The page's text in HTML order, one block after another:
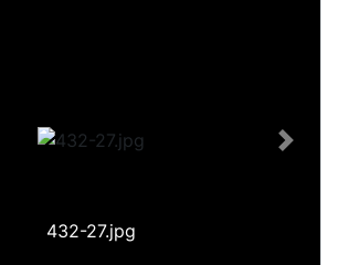
432-27.jpg
Next